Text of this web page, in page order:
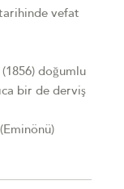
vefat
doğumlu
bir de derviş